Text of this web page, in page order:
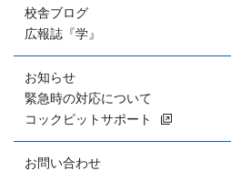
校舎ブログ
広報誌『学』
お知らせ
緊急時の対応について
コックピットサポート
お問い合わせ